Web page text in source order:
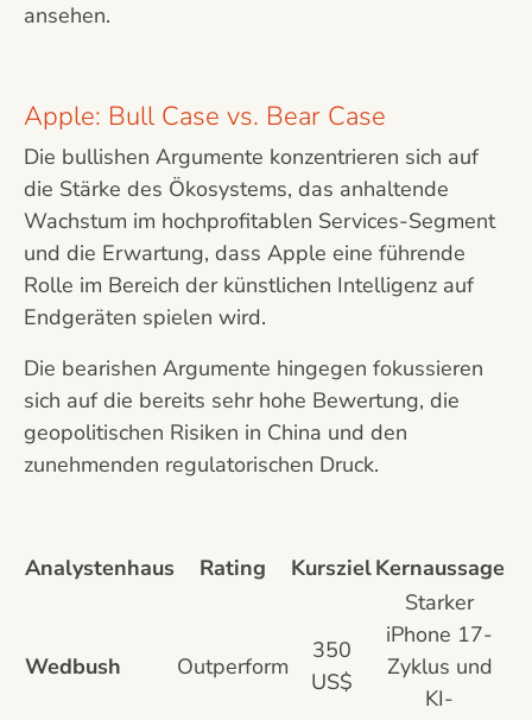
ansehen.
Apple: Bull Case vs. Bear Case
Die bullishen Argumente konzentrieren sich auf
die Stärke des Ökosystems, das anhaltende
Wachstum im hochprofitablen Services-Segment
und die Erwartung, dass Apple eine führende
Rolle im Bereich der künstlichen Intelligenz auf
Endgeräten spielen wird.
Die bearishen Argumente hingegen fokussieren
sich auf die bereits sehr hohe Bewertung, die
geopolitischen Risiken in China und den
zunehmenden regulatorischen Druck.
Analystenhaus Rating KurszielKernaussage
Wedbush Outperform
350
US$
Starker
iPhone 17-
Zyklus und
KI-